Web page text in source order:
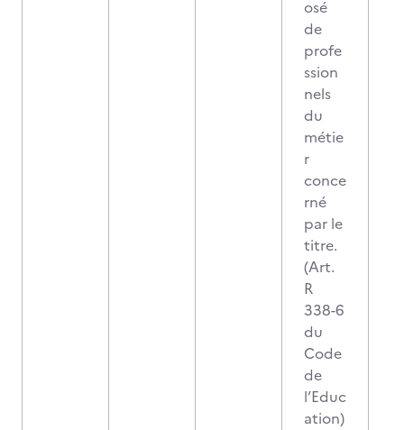
osé
de
profe
ssion
nels
du
métie
r
conce
rné
par le
titre.
(Art.
R
338-6
du
Code
de
l’Educ
ation)